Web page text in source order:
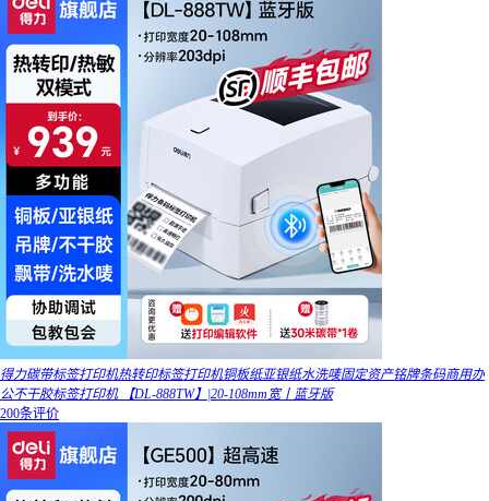
得力碳带标签打印机热转印标签打印机铜板纸亚银纸水洗唛固定资产铭牌条码商用办
公不干胶标签打印机 【DL-888TW】|20-108mm宽丨蓝牙版
200条评价